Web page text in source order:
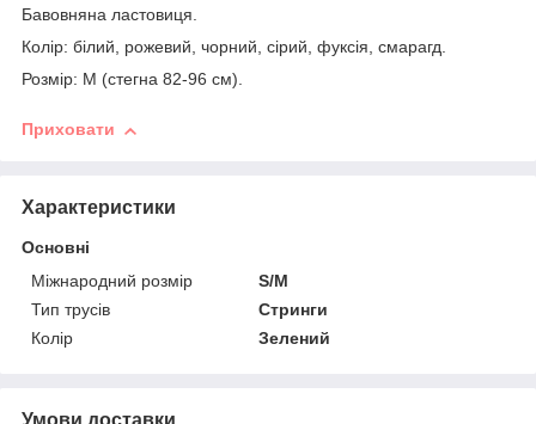
Бавовняна ластовиця.
Колір: білий, рожевий, чорний, сірий, фуксія, смарагд.
Розмір: M (стегна 82-96 см).
Приховати
Характеристики
Основні
Міжнародний розмір
S/M
Тип трусів
Стринги
Колір
Зелений